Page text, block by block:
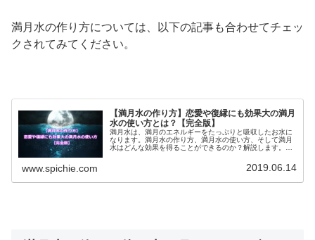
満月水の作り方については、以下の記事も合わせてチェッ
クされてみてください。
【満月水の作り方】恋愛や復縁にも効果大の満月
水の使い方とは？【完全版】
満月水は、満月のエネルギーをたっぷりと吸収したお水に
なります。満月水の作り方、満月水の使い方、そして満月
水はどんな効果を得ることができるのか？解説します。恋
www.spichie.com 2019.06.14